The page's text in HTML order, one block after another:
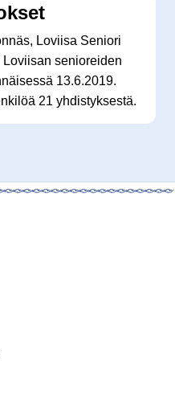
Loviisa Seniori
senioreiden
13.6.2019.
21 yhdistyksestä.